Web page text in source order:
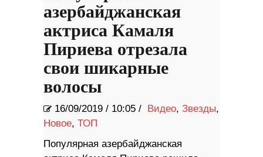
азербайджанская
актриса Камаля
Пириева отрезала
свои шикарные
волосы
16/09/2019 / 10:05 / Видео, Звезды,
Новое, ТОП
Популярная азербайджанская